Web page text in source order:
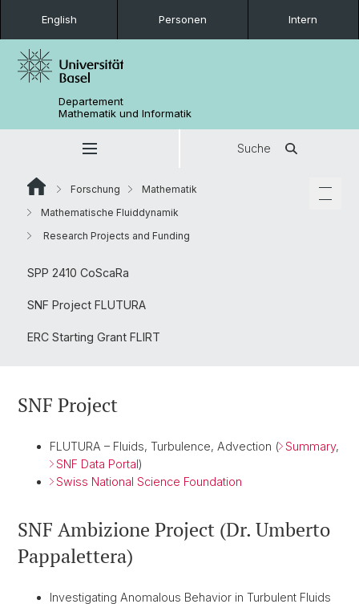
English Personen Intern
Departement
Mathematik und Informatik
Suche
Forschung
Mathematik
Mathematische Fluiddynamik
Research Projects and Funding
SPP 2410 CoScaRa
SNF Project FLUTURA
ERC Starting Grant FLIRT
SNF Project
FLUTURA – Fluids, Turbulence, Advection ( Summary,
SNF Data Portal)
Swiss National Science Foundation
SNF Ambizione Project (Dr. Umberto
Pappalettera)
Investigating Anomalous Behavior in Turbulent Fluids